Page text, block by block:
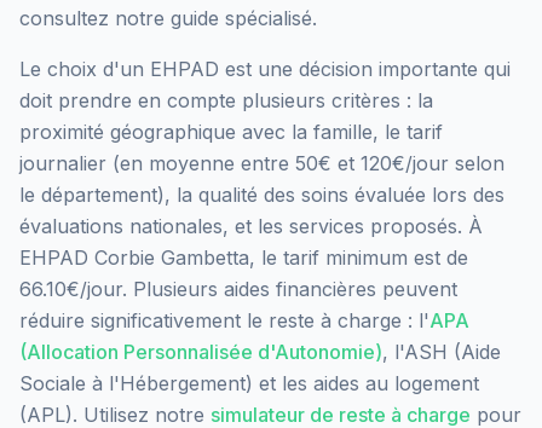
consultez notre guide spécialisé.
Le choix d'un EHPAD est une décision importante qui
doit prendre en compte plusieurs critères : la
proximité géographique avec la famille, le tarif
journalier (en moyenne entre 50€ et 120€/jour selon
le département), la qualité des soins évaluée lors des
évaluations nationales, et les services proposés. À
EHPAD Corbie Gambetta, le tarif minimum est de
66.10€/jour. Plusieurs aides financières peuvent
réduire significativement le reste à charge : l'APA
(Allocation Personnalisée d'Autonomie), l'ASH (Aide
Sociale à l'Hébergement) et les aides au logement
(APL). Utilisez notre simulateur de reste à charge pour